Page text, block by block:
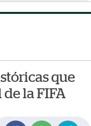
que
la FIFA